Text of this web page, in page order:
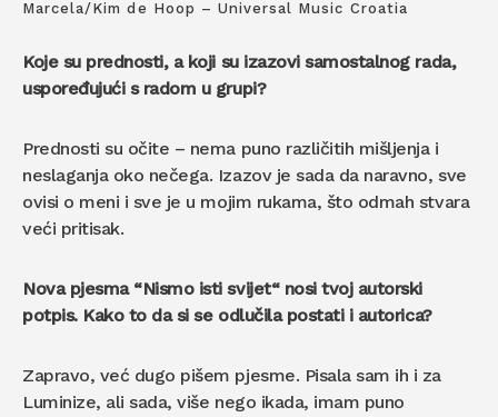
Marcela/Kim de Hoop – Universal Music Croatia
Koje su prednosti, a koji su izazovi samostalnog rada,
uspoređujući s radom u grupi?
Prednosti su očite – nema puno različitih mišljenja i
neslaganja oko nečega. Izazov je sada da naravno, sve
ovisi o meni i sve je u mojim rukama, što odmah stvara
veći pritisak.
Nova pjesma “Nismo isti svijet“ nosi tvoj autorski
potpis. Kako to da si se odlučila postati i autorica?
Zapravo, već dugo pišem pjesme. Pisala sam ih i za
Luminize, ali sada, više nego ikada, imam puno